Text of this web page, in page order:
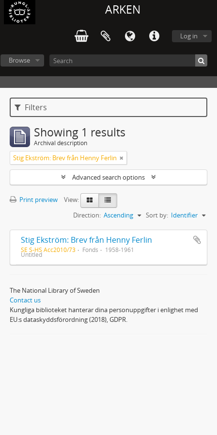
ARKEN
Log in
Browse
Filters
Showing 1 results
Archival description
Stig Ekström: Brev från Henny Ferlin
Advanced search options
Print preview
View:
Sort by: Identifier
Direction: Ascending
Stig Ekström: Brev från Henny Ferlin
SE S-HS Acc2010/73 Fonds 1958-1961
Untitled
The National Library of Sweden
Contact us
Kungliga biblioteket hanterar dina personuppgifter i enlighet med
EU:s dataskyddsförordning (2018), GDPR.